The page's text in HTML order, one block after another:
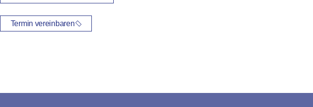
Termin vereinbaren